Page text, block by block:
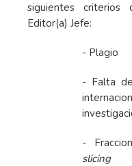
siguientes criterios
Editor(a) Jefe:
- Plagio
- Falta
-
slicing